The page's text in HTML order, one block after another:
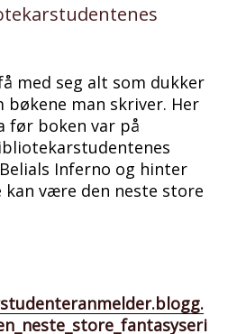
med seg alt som dukker
bøkene man skriver. Her
før boken var på
Inferno og hinter
kan være den neste store